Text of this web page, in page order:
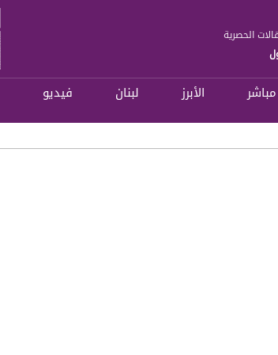
الحصرية
مباشر الأبرز لبنان فيديو